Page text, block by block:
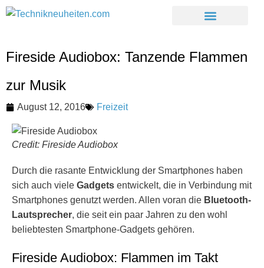
Fireside Audiobox: Tanzende Flammen
zur Musik
August 12, 2016 Freizeit
Credit: Fireside Audiobox
Durch die rasante Entwicklung der Smartphones haben
sich auch viele Gadgets entwickelt, die in Verbindung mit
Smartphones genutzt werden. Allen voran die Bluetooth-
Lautsprecher, die seit ein paar Jahren zu den wohl
beliebtesten Smartphone-Gadgets gehören.
Fireside Audiobox: Flammen im Takt